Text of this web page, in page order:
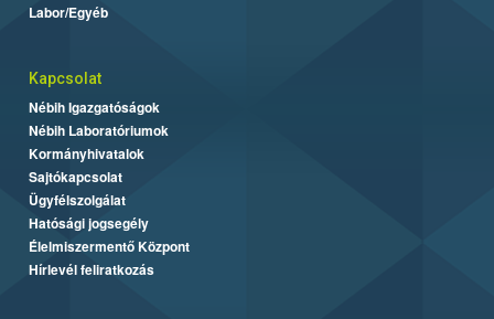
Labor/Egyéb
Kapcsolat
Nébih Igazgatóságok
Nébih Laboratóriumok
Kormányhivatalok
Sajtókapcsolat
Ügyfélszolgálat
Hatósági jogsegély
Élelmiszermentő Központ
Hírlevél feliratkozás